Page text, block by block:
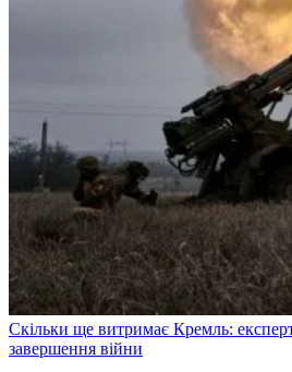
Скільки ще витримає Кремль:
завершення війни